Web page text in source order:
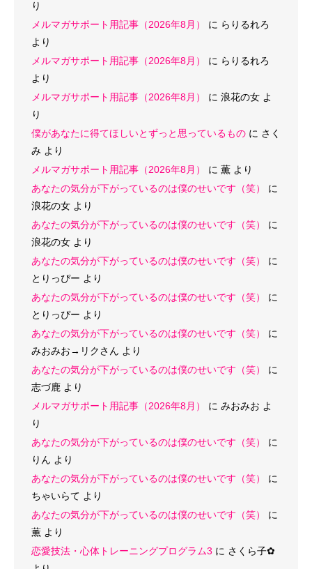
り
メルマガサポート用記事（2026年8月）
に らりるれろ
より
メルマガサポート用記事（2026年8月）
に らりるれろ
より
メルマガサポート用記事（2026年8月）
に 浪花の女 よ
り
僕があなたに得てほしいとずっと思っているもの に さく
み より
メルマガサポート用記事（2026年8月）
に 薫 より
あなたの気分が下がっているのは僕のせいです（笑）
に
浪花の女 より
あなたの気分が下がっているのは僕のせいです（笑）
に
浪花の女 より
あなたの気分が下がっているのは僕のせいです（笑）
に
とりっぴー より
あなたの気分が下がっているのは僕のせいです（笑）
に
とりっぴー より
あなたの気分が下がっているのは僕のせいです（笑）
に
みおみお→リクさん より
あなたの気分が下がっているのは僕のせいです（笑）
に
志づ鹿 より
メルマガサポート用記事（2026年8月）
に みおみお よ
り
あなたの気分が下がっているのは僕のせいです（笑）
に
りん より
あなたの気分が下がっているのは僕のせいです（笑）
に
ちゃいらて より
あなたの気分が下がっているのは僕のせいです（笑）
に
薫 より
恋愛技法・心体トレーニングプログラム3 に さくら子‪✿